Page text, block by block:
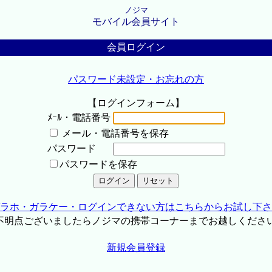
ノジマ
モバイル会員サイト
会員ログイン
パスワード未設定・お忘れの方
【ログインフォーム】
ﾒｰﾙ・電話番号
メール・電話番号を保存
パスワード
パスワードを保存
ホ・ガラケー・ログインできない方はこちらからお試し下
点ございましたらノジマの携帯コーナーまでお越しくださ
新規会員登録